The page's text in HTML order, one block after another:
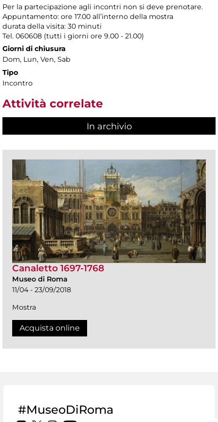
Per la partecipazione agli incontri non si deve prenotare.
Appuntamento: ore 17.00 all’interno della mostra
durata della visita: 30 minuti
Tel. 060608 (tutti i giorni ore 9.00 - 21.00)
Giorni di chiusura
Dom, Lun, Ven, Sab
Tipo
Incontro
Attività correlate
In archivio
Canaletto 1697-1768
Museo di Roma
11/04 - 23/09/2018
Mostra
Acquista online
#MuseoDiRoma